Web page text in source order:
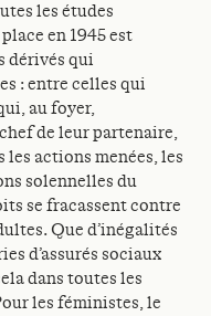
les études
en 1945 est
dérivés qui
: entre celles qui
au foyer,
de leur partenaire,
actions menées, les
solennelles du
se fracassent contre
Que d’inégalités
d’assurés sociaux
dans toutes les
les féministes, le